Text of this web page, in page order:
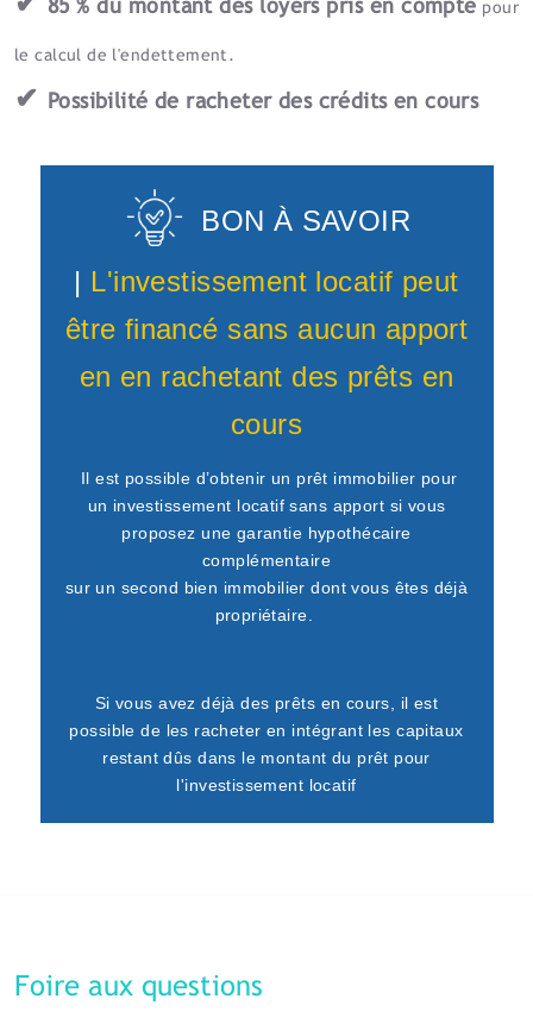
85 % du montant des loyers pris en compte pour
le calcul de l'endettement.
✔ Possibilité de racheter des crédits en cours
BON À SAVOIR
| L'investissement locatif peut
être financé sans aucun apport
en en rachetant des prêts en
cours
Il est possible d’obtenir un prêt immobilier pour
un investissement locatif sans apport si vous
proposez une garantie hypothécaire
complémentaire
sur un second bien immobilier dont vous êtes déjà
propriétaire.
Si vous avez déjà des prêts en cours, il est
possible de les racheter en intégrant les capitaux
restant dûs dans le montant du prêt pour
l'investissement locatif
Foire aux questions